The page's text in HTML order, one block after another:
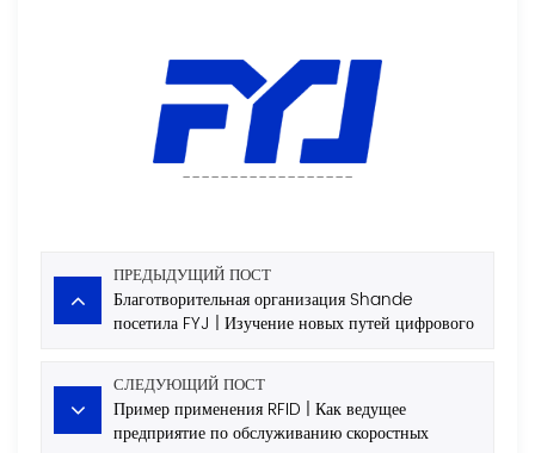
------------------
ПРЕДЫДУЩИЙ ПОСТ
Благотворительная организация Shande
посетила FYJ | Изучение новых путей цифрового
благосостояния
СЛЕДУЮЩИЙ ПОСТ
Пример применения RFID | Как ведущее
предприятие по обслуживанию скоростных